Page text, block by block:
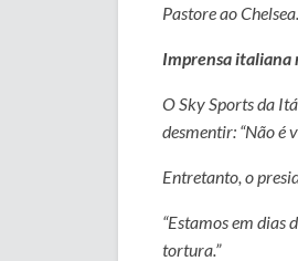
Pastore ao
Imprensa italiana
O Sky Sports da
desmentir: “Não é
Entretanto, o
“Estamos em dias
tortura.”